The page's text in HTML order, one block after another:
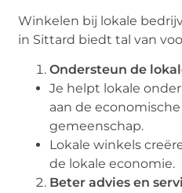
Winkelen bij lokale
in Sittard biedt tal van
Ondersteun de
Je helpt lokale
aan de
gemeenschap.
Lokale winkels
de lokale economie.
Beter advies en